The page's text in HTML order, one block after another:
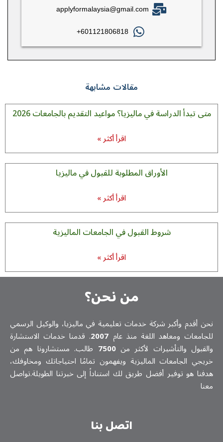
applyformalaysia@gmail.com
601121806818+
مقالات مشابهة
متى تبدأ الدراسة في ماليزيا؟ مواعيد التقديم بالجامعات 2026
اقرأ أكثر »
الأوراق المطلوبة للقبول في ماليزيا
اقرأ أكثر »
شروط القبول في الجامعات الماليزية
اقرأ أكثر »
من نحن؟
نحن أقدم وأكبر شركة خدمات تعلیمیة في ماليزيا، والوكيل الرسمي
للجامعات ومعاهد اللغة منذ عام 2007. قدمنا خدمات الاستشارة
والقبول والتأشيرات لأكثر من7500 طالب. مستشارونا هم من
خريجي الجامعات الماليزية ويفهمون تمامًا احتياجاتك ومخاوفك،
هدفنا هو توفير أفضل طريق لك استناداً إلى خبرتنا الطويلة.تواصل
معنا
اتصل بنا